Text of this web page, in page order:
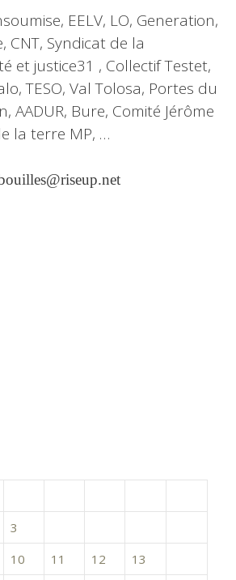
EELV, LO, Generation,
CNT, Syndicat de la
et justice31 , Collectif Testet,
TESO, Val Tolosa, Portes du
Bure, Comité Jérôme
la terre MP, …
3
10 11 12 13